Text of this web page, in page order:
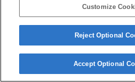
Customize
Reject Optional
Accept Optional